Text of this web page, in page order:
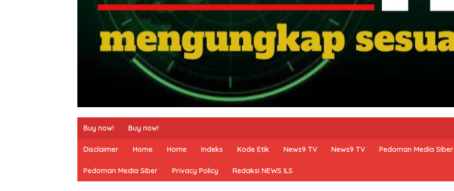
Buy now! Buy now!
Disclaimer Home Home Indeks Kode Etik News9 TV News9 TV Pedoman Media Siber
Pedoman Media Siber Privacy Policy Redaksi NEWS ILS